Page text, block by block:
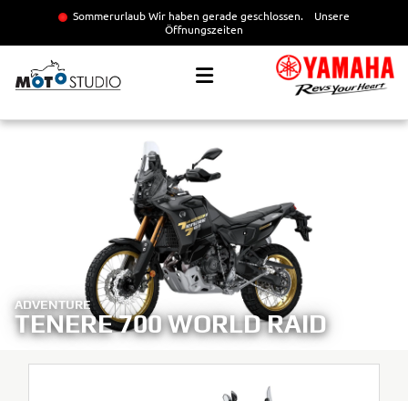
Sommerurlaub Wir haben gerade geschlossen.
Unsere
Öffnungszeiten
ADVENTURE
TENERE 700 WORLD RAID